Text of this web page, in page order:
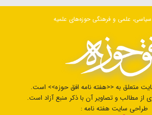
سیاسی، علمی و فرهنگی حوزه‌های علمیه
متعلق به <<هفته نامه افق حوزه>> است.
از مطالب و تصاویر آن با ذکر منبع آزاد است.
طراحی سایت هفته نامه :